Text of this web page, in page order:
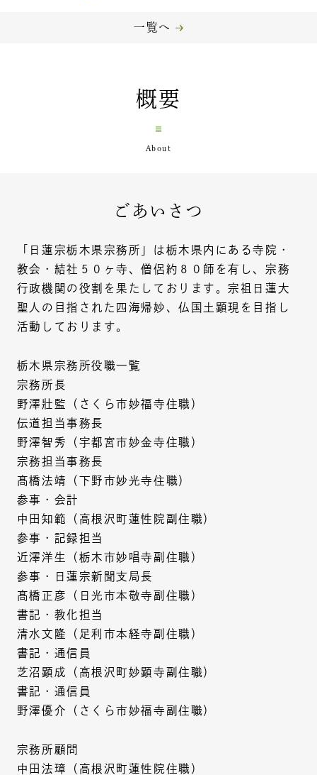
一覧へ
概要
ごあいさつ
「日蓮宗栃木県宗務所」は栃木県内にある寺院・
教会・結社５０ヶ寺、僧侶約８０師を有し、宗務
行政機関の役割を果たしております。宗祖日蓮大
聖人の目指された四海帰妙、仏国土顕現を目指し
活動しております。
栃木県宗務所役職一覧
宗務所長
野澤壯監（さくら市妙福寺住職）
伝道担当事務長
野澤智秀（宇都宮市妙金寺住職）
宗務担当事務長
髙橋法靖（下野市妙光寺住職）
参事・会計
中田知範（高根沢町蓮性院副住職）
参事・記録担当
近澤洋生（栃木市妙唱寺副住職）
参事・日蓮宗新聞支局長
髙橋正彦（日光市本敬寺副住職）
書記・教化担当
清水文隆（足利市本経寺副住職）
書記・通信員
芝沼顕成（高根沢町妙顕寺副住職）
書記・通信員
野澤優介（さくら市妙福寺副住職）
宗務所顧問
中田法璋（高根沢町蓮性院住職）